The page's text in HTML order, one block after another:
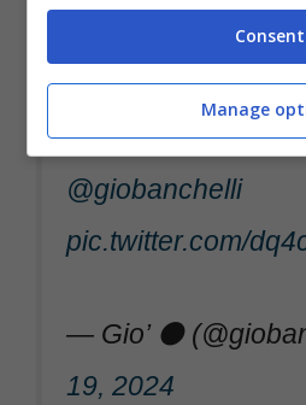
con
scaldano il cuore.
#Ferrari
@giobanchelli
pic.twitter.com/
— Gio’ ⚫️
19, 2024
Consent
Manage